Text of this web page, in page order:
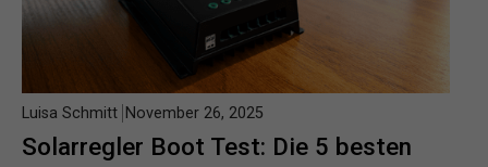
Solarregler Boot Test: Die 5 besten
Luisa Schmitt November 26, 2025